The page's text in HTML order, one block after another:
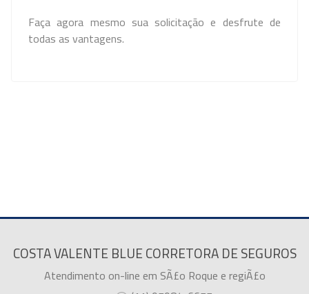
Faça agora mesmo sua solicitação e desfrute de
todas as vantagens.
COSTA VALENTE BLUE CORRETORA DE SEGUROS
Atendimento on-line em SÃ£o Roque e regiÃ£o